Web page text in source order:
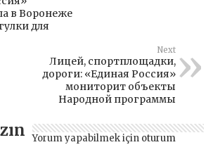
в Воронеже
для
Next
Лицей, спортплощадки,
дороги: «Единая Россия»
мониторит объекты
Народной программы
Yorum yapabilmek için oturum